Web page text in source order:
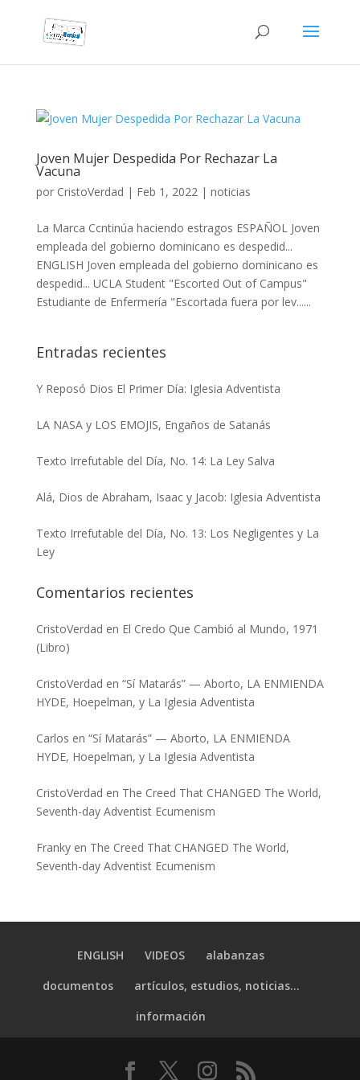
Joven Mujer Despedida Por Rechazar La
Vacuna
por CristoVerdad | Feb 1, 2022| noticias
La Marca Ccntinúa haciendo estragos ESPAÑOL Joven
empleada del gobierno dominicano es despedid...
ENGLISH Joven empleada del gobierno dominicano es
despedid... UCLA Student "Escorted Out of Campus"
Estudiante de Enfermería "Escortada fuera por lev......
Entradas recientes
Y Reposó Dios El Primer Día: Iglesia Adventista
LA NASA y LOS EMOJIS, Engaños de Satanás
Texto Irrefutable del Día, No. 14: La Ley Salva
Alá, Dios de Abraham, Isaac y Jacob: Iglesia Adventista
Texto Irrefutable del Día, No. 13: Los Negligentes y La
Ley
Comentarios recientes
CristoVerdad en El Credo Que Cambió al Mundo, 1971
(Libro)
CristoVerdad en “Sí Matarás” — Aborto, LA ENMIENDA
HYDE, Hoepelman, y La Iglesia Adventista
Carlos en “Sí Matarás” — Aborto, LA ENMIENDA
HYDE, Hoepelman, y La Iglesia Adventista
CristoVerdad en The Creed That CHANGED The World,
Seventh-day Adventist Ecumenism
Frankyen The Creed That CHANGED The World,
Seventh-day Adventist Ecumenism
ENGLISH VIDEOS
alabanzas
documentos
artículos, estudios, noticias…
información